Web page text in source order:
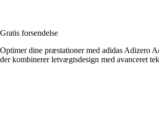
Gratis forsendelse
Optimer dine præstationer med adidas Adizero
der kombinerer letvægtsdesign med avanceret